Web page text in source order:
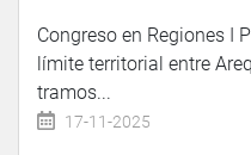
Congreso en Regiones I
límite territorial entre
tramos...
17-11-2025